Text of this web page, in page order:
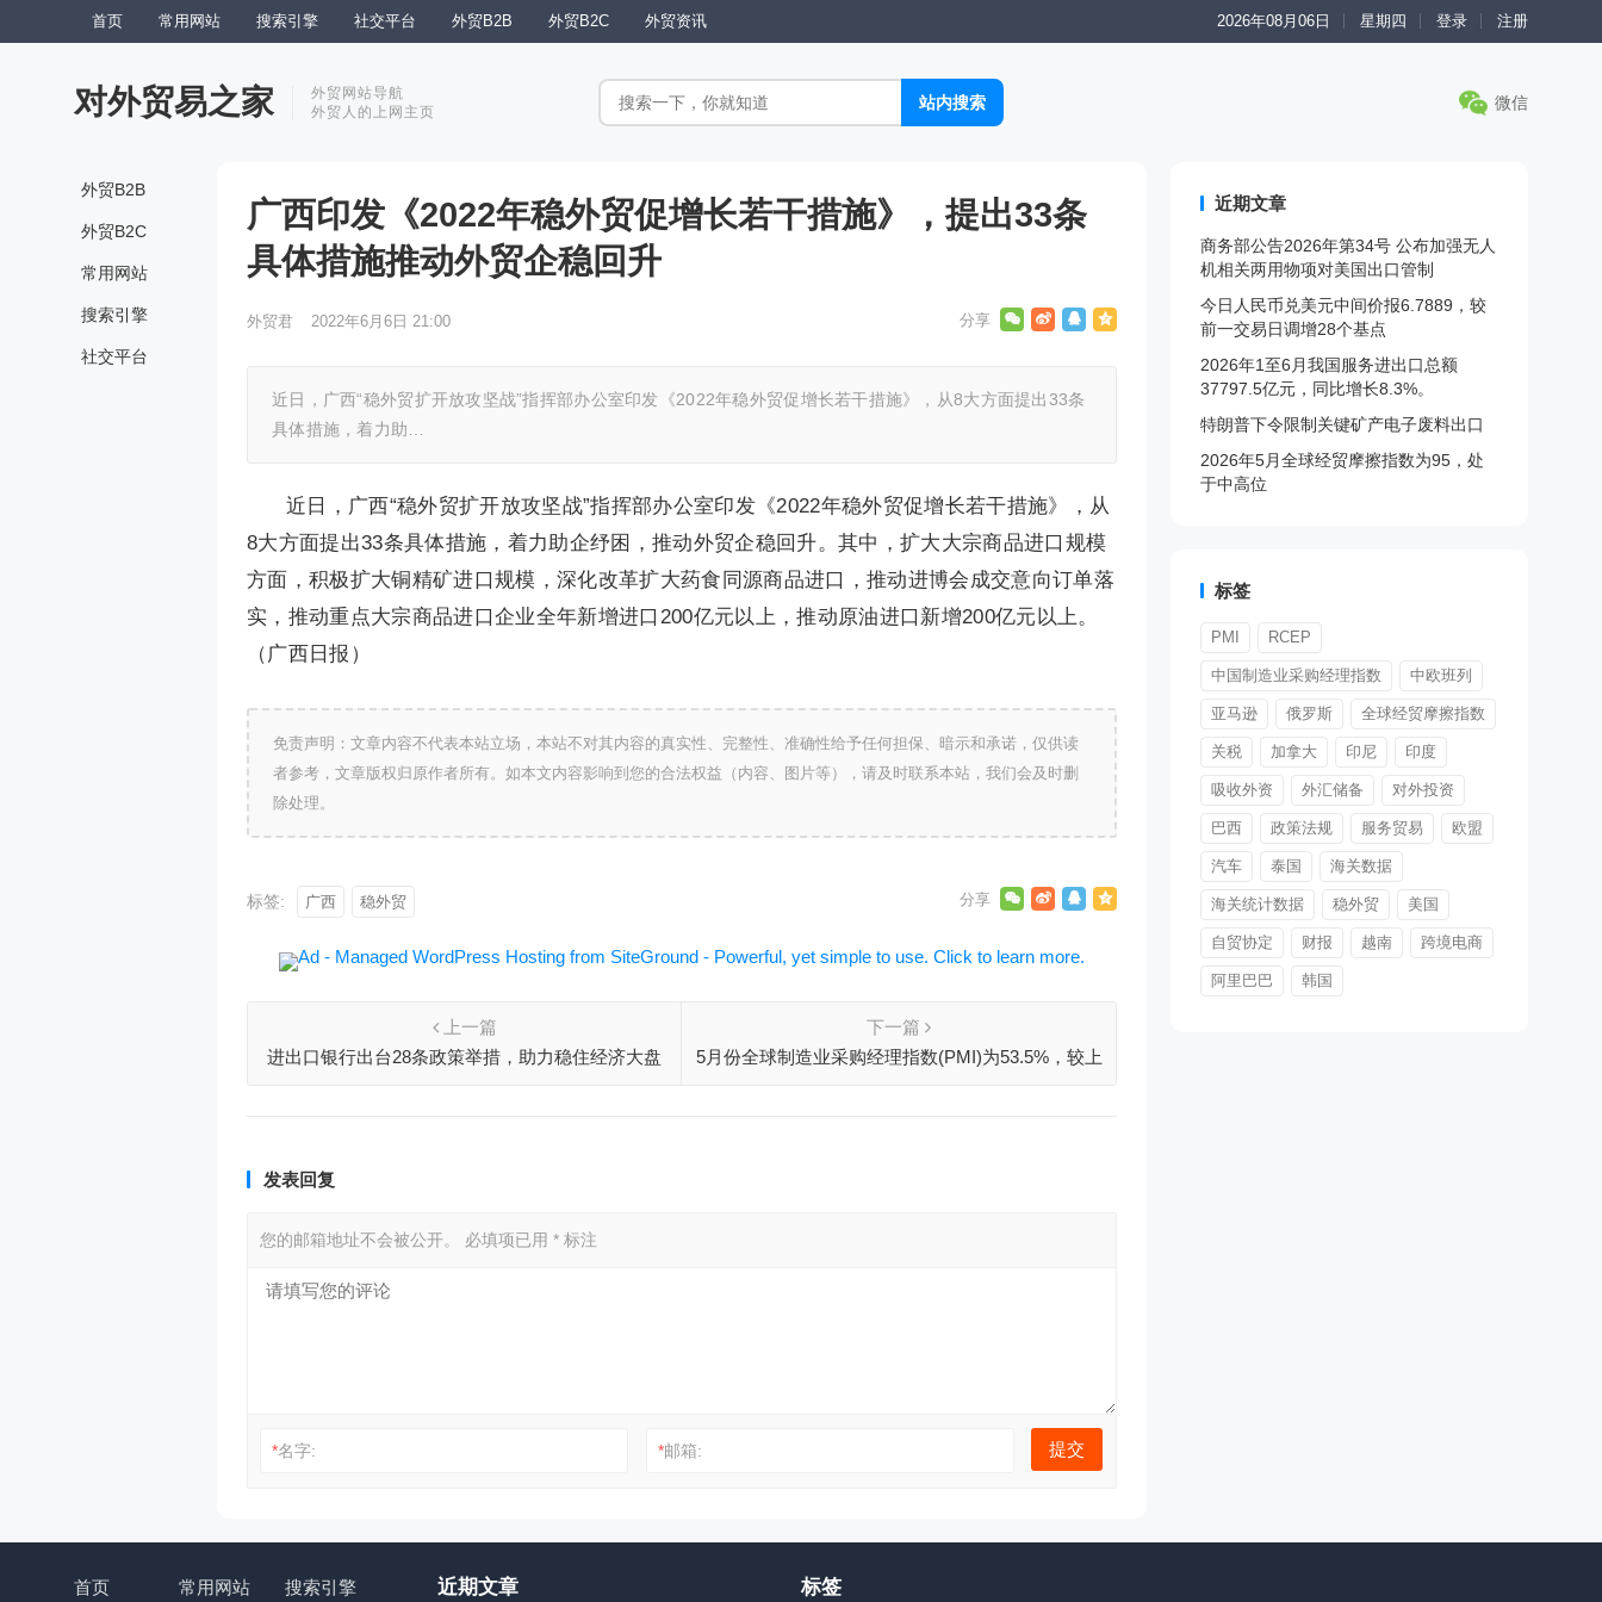
首页 常用网站 搜索引擎 社交平台 外贸B2B 外贸B2C 外贸资讯 2026年08月06日 星期四 登录 注册
对外贸易之家
外贸网站导航
外贸人的上网主页
微信
外贸B2B
外贸B2C
常用网站
搜索引擎
社交平台
广西印发《2022年稳外贸促增长若干措施》，提出33条
具体措施推动外贸企稳回升
外贸君 2022年6月6日 21:00
近日，广西“稳外贸扩开放攻坚战”指挥部办公室印发《2022年稳外贸促增长若干措施》，从8大方面提出33条
具体措施，着力助…
近日，广西“稳外贸扩开放攻坚战”指挥部办公室印发《2022年稳外贸促增长若干措施》，从
8大方面提出33条具体措施，着力助企纾困，推动外贸企稳回升。其中，扩大大宗商品进口规模
方面，积极扩大铜精矿进口规模，深化改革扩大药食同源商品进口，推动进博会成交意向订单落
实，推动重点大宗商品进口企业全年新增进口200亿元以上，推动原油进口新增200亿元以上。
（广西日报）
免责声明：文章内容不代表本站立场，本站不对其内容的真实性、完整性、准确性给予任何担保、暗示和承诺，仅供读
者参考，文章版权归原作者所有。如本文内容影响到您的合法权益（内容、图片等），请及时联系本站，我们会及时删
除处理。
标签: 广西 稳外贸
上一篇
进出口银行出台28条政策举措，助力稳住经济大盘
下一篇
5月份全球制造业采购经理指数(PMI)为53.5%，较上
发表回复
您的邮箱地址不会被公开。 必填项已用 * 标注
*名字: *邮箱:
近期文章
商务部公告2026年第34号 公布加强无人
机相关两用物项对美国出口管制
今日人民币兑美元中间价报6.7889，较
前一交易日调增28个基点
2026年1至6月我国服务进出口总额
37797.5亿元，同比增长8.3%。
特朗普下令限制关键矿产电子废料出口
2026年5月全球经贸摩擦指数为95，处
于中高位
标签
PMI RCEP
中国制造业采购经理指数 中欧班列
亚马逊 俄罗斯 全球经贸摩擦指数
关税 加拿大 印尼 印度
吸收外资 外汇储备 对外投资
巴西 政策法规 服务贸易 欧盟
汽车 泰国 海关数据
海关统计数据 稳外贸 美国
自贸协定 财报 越南 跨境电商
阿里巴巴 韩国
首页 常用网站 搜索引擎 近期文章 标签